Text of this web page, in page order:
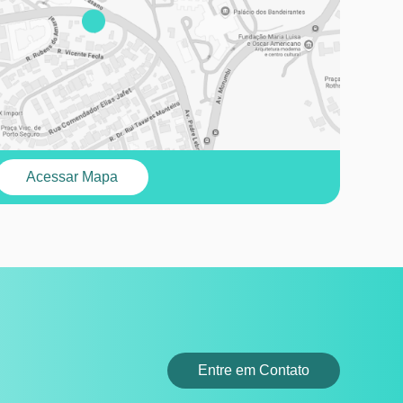
Acessar Mapa
Entre em Contato